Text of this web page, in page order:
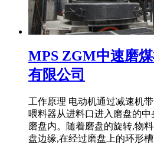
MPS ZGM中速磨
有限公司
工作原理 电动机通过减速机
喂料器从进料口进入磨盘的
磨盘内。随着磨盘的旋转,物
盘边缘,在经过磨盘上的环形